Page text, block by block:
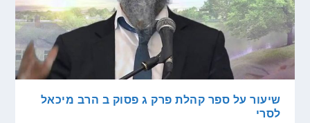
שיעור על ספר קהלת פרק ג פסוק ב הרב מיכאל
לסרי